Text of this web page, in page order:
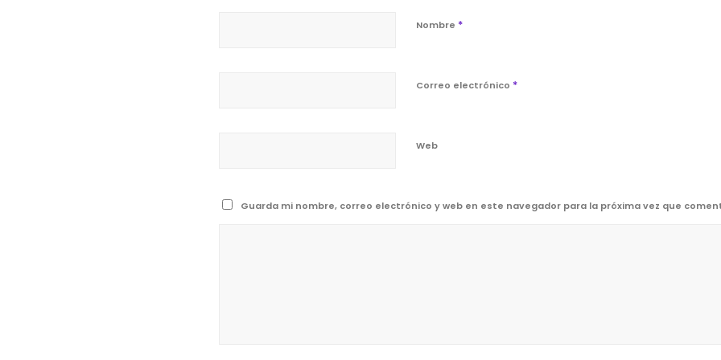
Nombre *
Correo electrónico *
Web
Guarda mi nombre, correo electrónico y web en este navegador para la próxima vez que